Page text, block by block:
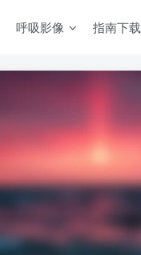
呼吸影像 指南下载